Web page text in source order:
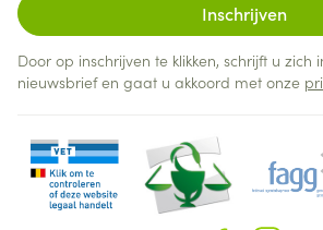
Inschrijven
Door op inschrijven te klikken, schrijft u zich
nieuwsbrief en gaat u akkoord met onze